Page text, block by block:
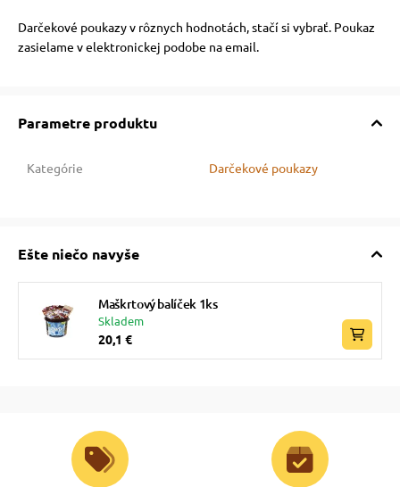
Darčekové poukazy v rôznych hodnotách, stačí si vybrať. Poukaz
zasielame v elektronickej podobe na email.
Parametre produktu
Kategórie Darčekové poukazy
Ešte niečo navyše
Maškrtový balíček 1ks
Skladem
20,1 €